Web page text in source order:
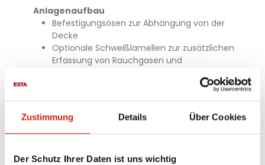
Zustimmung Details Über Cookies
Der Schutz Ihrer Daten ist uns wichtig
Anlagenaufbau
Befestigungsösen zur Abhängung von der
Decke
Optionale Schweißlamellen zur zusätzlichen
Erfassung von Rauchgasen und